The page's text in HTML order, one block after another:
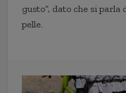
gusto”, dato che si
pelle.